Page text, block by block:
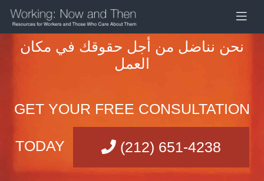
نحن نناضل من أجل حقوقك في مكان
العمل
GET YOUR FREE CONSULTATION
TODAY (212) 651-4238